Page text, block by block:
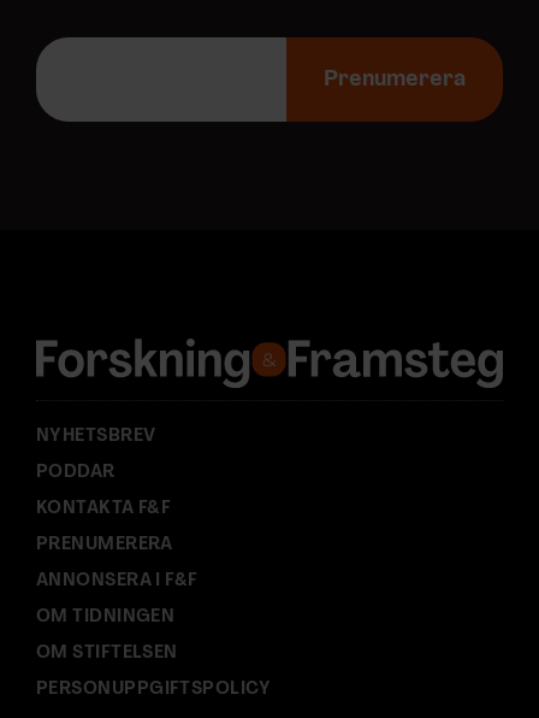
E
p
s
:
Prenumerera
NYHETSBREV
PODDAR
KONTAKTA F&F
PRENUMERERA
ANNONSERA I F&F
OM TIDNINGEN
OM STIFTELSEN
PERSONUPPGIFTSPOLICY